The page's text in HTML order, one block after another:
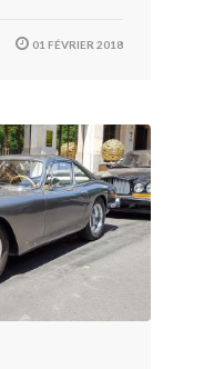
01 FÉVRIER 2018